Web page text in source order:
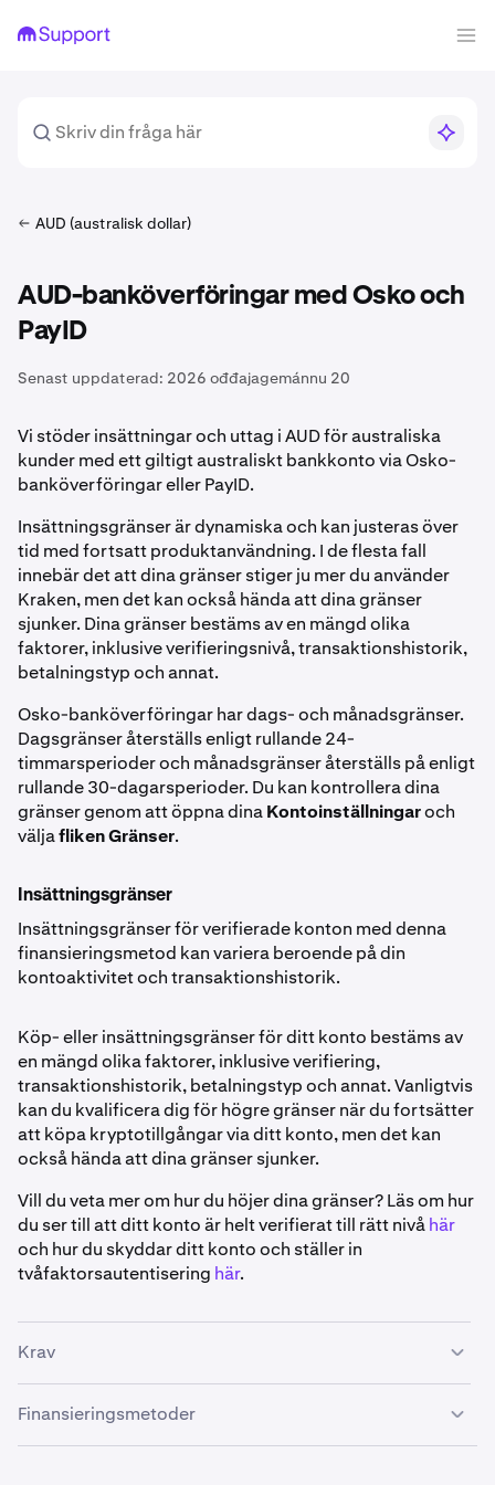
AUD (australisk dollar)
AUD-banköverföringar med Osko och
PayID
Senast uppdaterad: 2026 ođđajagemánnu 20
Vi stöder insättningar och uttag i AUD för australiska
kunder med ett giltigt australiskt bankkonto via Osko-
banköverföringar eller PayID.
Insättningsgränser är dynamiska och kan justeras över
tid med fortsatt produktanvändning. I de flesta fall
innebär det att dina gränser stiger ju mer du använder
Kraken, men det kan också hända att dina gränser
sjunker. Dina gränser bestäms av en mängd olika
faktorer, inklusive verifieringsnivå, transaktionshistorik,
betalningstyp och annat.
Osko-banköverföringar har dags- och månadsgränser.
Dagsgränser återställs enligt rullande 24-
timmarsperioder och månadsgränser återställs på enligt
rullande 30-dagarsperioder. Du kan kontrollera dina
gränser genom att öppna dinaKontoinställningaroch
väljafliken Gränser.
Insättningsgränser
Insättningsgränser för verifierade konton med denna
finansieringsmetod kan variera beroende på din
kontoaktivitet och transaktionshistorik.
Köp- eller insättningsgränser för ditt konto bestäms av
en mängd olika faktorer, inklusive verifiering,
transaktionshistorik, betalningstyp och annat. Vanligtvis
kan du kvalificera dig för högre gränser när du fortsätter
att köpa kryptotillgångar via ditt konto, men det kan
också hända att dina gränser sjunker.
Vill du veta mer om hur du höjer dina gränser? Läs om hur
du ser till att ditt konto är helt verifierat till rätt nivåhär
och hur du skyddar ditt konto och ställer in
tvåfaktorsautentisering här.
Krav
• Ditt Kraken-konto måste vara
• Ditt Kraken-konto måste vara registrerat i Australien.
Finansieringsmetoder